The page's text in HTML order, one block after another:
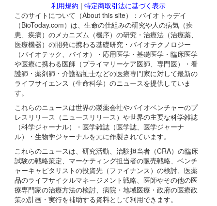
利用規約 | 特定商取引法に基づく表示
このサイトについて（About this site）：バイオトゥデイ
（BioToday.com）は、生命の仕組みの研究や人の病気（疾
患、疾病）のメカニズム（機序）の研究・治療法（治療薬、
医療機器）の開発に携わる基礎研究・バイオテクノロジー
（バイオテック、バイオ）・応用医学・基礎医学・臨床医学
や医療に携わる医師（プライマリーケア医師、専門医）・看
護師・薬剤師・介護福祉士などの医療専門家に対して最新の
ライフサイエンス（生命科学）のニュースを提供していま
す。
これらのニュースは世界の製薬会社やバイオベンチャーのプ
レスリリース（ニュースリリース）や世界の主要な科学雑誌
（科学ジャーナル）・医学雑誌（医学誌、医学ジャーナ
ル）・生物学ジャーナルを元に作製されています。
これらのニュースは、研究活動、治験担当者（CRA）の臨床
試験の戦略策定、マーケティング担当者の販売戦略、ベンチ
ャーキャピタリストの投資先（ファイナンス）の検討、医薬
品のライフサイクルマネージメント戦略、医師やその他の医
療専門家の治療方法の検討、病院・地域医療・政府の医療政
策の計画・実行を補助する資料として利用できます。